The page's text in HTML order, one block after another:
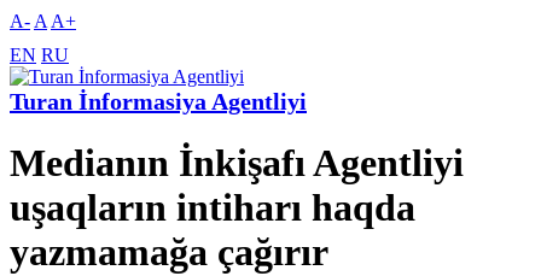
A- A A+
EN RU
Turan İnformasiya Agentliyi
Medianın İnkişafı Agentliyi
uşaqların intiharı haqda
yazmamağa çağırır